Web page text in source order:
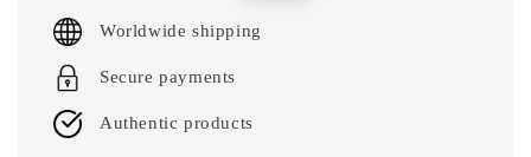
Worldwide shipping
Secure payments
Authentic products